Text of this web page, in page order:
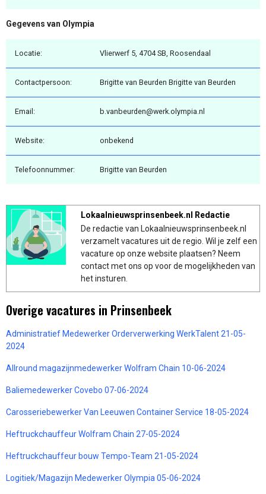
Gegevens van Olympia
Locatie: Vlierwerf 5, 4704 SB, Roosendaal
Contactpersoon: Brigitte van Beurden Brigitte van Beurden
Email: b.vanbeurden@werk.olympia.nl
Website: onbekend
Telefoonnummer: Brigitte van Beurden
Lokaalnieuwsprinsenbeek.nl Redactie
De redactie van Lokaalnieuwsprinsenbeek.nl
verzamelt vacatures uit de regio. Wil je zelf een
vacature op onze website plaatsen? Neem
contact met ons op voor de mogelijkheden van
het insturen.
Overige vacatures in Prinsenbeek
Administratief Medewerker Orderverwerking WerkTalent 21-05-
2024
Allround magazijnmedewerker Wolfram Chain 10-06-2024
Baliemedewerker Covebo 07-06-2024
Carosseriebewerker Van Leeuwen Container Service 18-05-2024
Heftruckchauffeur Wolfram Chain 27-05-2024
Heftruckchauffeur bouw Tempo-Team 21-05-2024
Logitiek/Magazijn Medewerker Olympia 05-06-2024